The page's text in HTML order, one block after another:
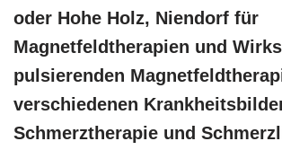
oder Hohe Holz, Niendorf für
Magnetfeldtherapien und
pulsierenden
verschiedenen
Schmerztherapie und